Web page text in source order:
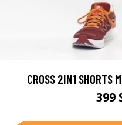
CROSS 2IN1 SHORTS
399